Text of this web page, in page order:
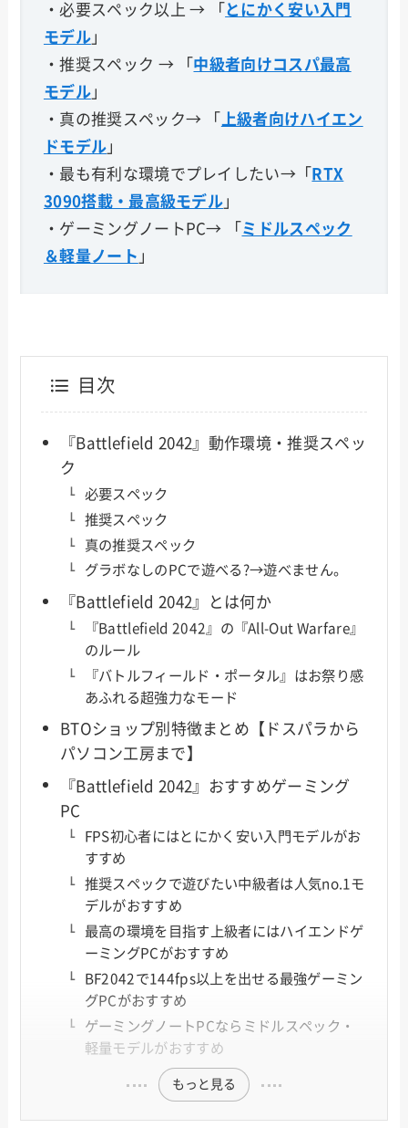
・必要スペック以上 → 「 とにかく安い入門
モデル」
・推奨スペック → 「 中級者向けコスパ最高
モデル」
・真の推奨スペック→ 「
上級者向けハイエン
ドモデル 」
・最も有利な環境でプレイしたい→「 RTX
3090搭載・最高級モデル 」
・ゲーミングノートPC→ 「 ミドルスペック
＆軽量ノート 」
目次
『Battlefield 2042』動作環境・推奨スペッ
ク
必要スペック
推奨スペック
真の推奨スペック
グラボなしのPCで遊べる?→遊べません。
『Battlefield 2042』とは何か
『Battlefield 2042』の『All-Out Warfare』
のルール
『バトルフィールド・ポータル』はお祭り感
あふれる超強力なモード
BTOショップ別特徴まとめ【ドスパラから
パソコン工房まで】
『Battlefield 2042』おすすめゲーミング
PC
FPS初心者にはとにかく安い入門モデルがお
すすめ
推奨スペックで遊びたい中級者は人気no.1モ
デルがおすすめ
最高の環境を目指す上級者にはハイエンドゲ
ーミングPCがおすすめ
BF2042で144fps以上を出せる最強ゲーミン
グPCがおすすめ
ゲーミングノートPCならミドルスペック・
軽量モデルがおすすめ
もっと見る